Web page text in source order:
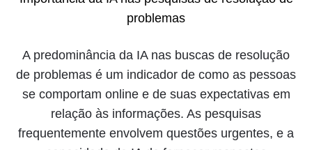
problemas
A predominância da IA nas buscas de resolução
de problemas é um indicador de como as pessoas
se comportam online e de suas expectativas em
relação às informações. As pesquisas
frequentemente envolvem questões urgentes, e a